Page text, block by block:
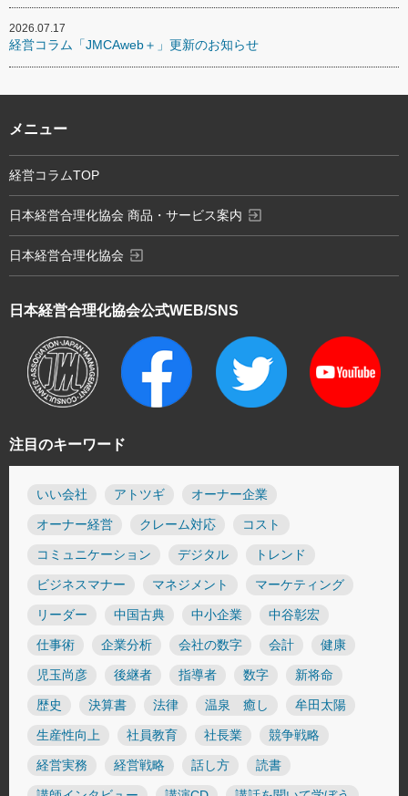
2026.07.17
経営コラム「JMCAweb＋」更新のお知らせ
注目のキーワード
いい会社 アトツギ オーナー企業
オーナー経営 クレーム対応 コスト
コミュニケーション デジタル トレンド
ビジネスマナー マネジメント マーケティング
リーダー 中国古典 中小企業 中谷彰宏
仕事術 企業分析 会社の数字 会計 健康
児玉尚彦 後継者 指導者 数字 新将命
歴史 決算書 法律 温泉 癒し 牟田太陽
生産性向上 社員教育 社長業 競争戦略
経営実務 経営戦略 話し方 読書
日本経営合理化協会公式WEB/SNS
メニュー
経営コラムTOP
日本経営合理化協会 商品・サービス案内 exit_to_app
日本経営合理化協会 exit_to_app